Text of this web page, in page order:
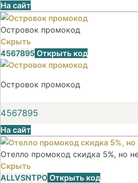
На сайт
Островок промокод
Скрыть
4567895 Открыть код
Островок промокод
4567895
На сайт
Отелло промокод скидка 5%, но
Скрыть
ALLVSNTPO Открыть код